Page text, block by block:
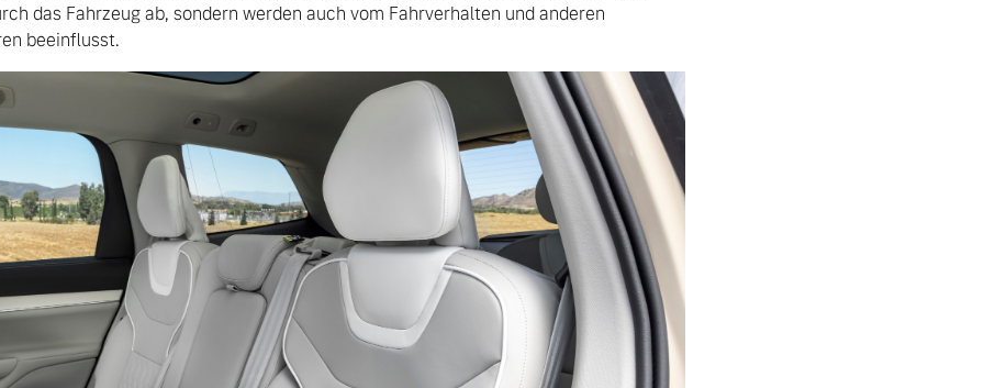
das Fahrzeug ab, sondern werden auch vom Fahrverhalten und anderen
beeinflusst.